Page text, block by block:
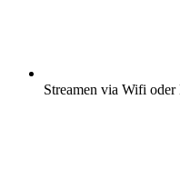
Streamen via Wifi oder